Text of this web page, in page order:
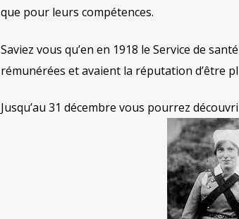
que pour leurs compétences.
Saviez vous qu’en en 1918 le Service de
rémunérées et avaient la réputation d’être
Jusqu’au 31 décembre vous pourrez